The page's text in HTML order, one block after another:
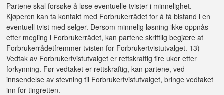
Partene skal forsøke å løse eventuelle tvister i minnelighet.
Kjøperen kan ta kontakt med Forbrukerrådet for å få bistand i en
eventuell tvist med selger. Dersom minnelig løsning ikke oppnås
etter megling i Forbrukerrådet, kan partene skriftlig begjære at
Forbrukerrådetfremmer tvisten for Forbrukertvistutvalget. 13)
Vedtak av Forbrukertvistutvalget er rettskraftig fire uker etter
forkynning. Før vedtaket er rettskraftig, kan partene, ved
innsendelse av stevning til Forbrukertvistutvalget, bringe vedtaket
inn for tingretten.